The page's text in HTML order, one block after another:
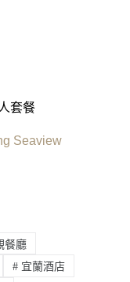
套餐
Seaview
餐廳
# 宜蘭酒店